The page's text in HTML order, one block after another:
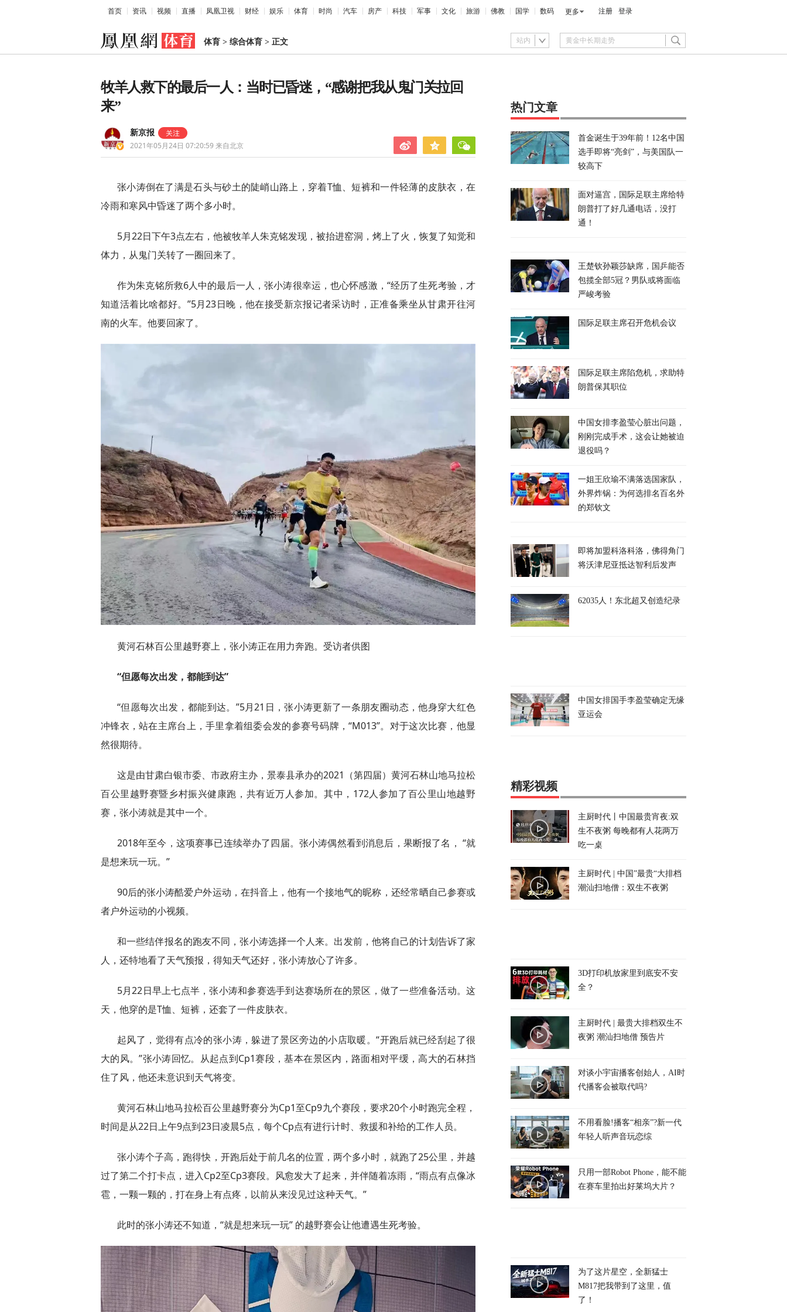
首页 资讯 视频 直播 凤凰卫视 财经 娱乐 体育 时尚 汽车 房产 科技 军事 文化 旅游 佛教 国学 数码 更多 注册 登录
体育 > 综合体育 > 正文 站内
牧羊人救下的最后一人：当时已昏迷，“感谢把我从鬼门关拉回
来”
新京报
2021年05月24日 07:20:59 来自北京
张小涛倒在了满是石头与砂土的陡峭山路上，穿着T恤、短裤和一件轻薄的皮肤衣，在
冷雨和寒风中昏迷了两个多小时。
5月22日下午3点左右，他被牧羊人朱克铭发现，被抬进窑洞，烤上了火，恢复了知觉和
体力，从鬼门关转了一圈回来了。
作为朱克铭所救6人中的最后一人，张小涛很幸运，也心怀感激，“经历了生死考验，才
知道活着比啥都好。”5月23日晚，他在接受新京报记者采访时，正准备乘坐从甘肃开往河
南的火车。他要回家了。
黄河石林百公里越野赛上，张小涛正在用力奔跑。受访者供图
“但愿每次出发，都能到达”
“但愿每次出发，都能到达。”5月21日，张小涛更新了一条朋友圈动态，他身穿大红色
冲锋衣，站在主席台上，手里拿着组委会发的参赛号码牌，“M013”。对于这次比赛，他显
然很期待。
这是由甘肃白银市委、市政府主办，景泰县承办的2021（第四届）黄河石林山地马拉松
百公里越野赛暨乡村振兴健康跑，共有近万人参加。其中，172人参加了百公里山地越野
赛，张小涛就是其中一个。
2018年至今，这项赛事已连续举办了四届。张小涛偶然看到消息后，果断报了名， “就
是想来玩一玩。”
90后的张小涛酷爱户外运动，在抖音上，他有一个接地气的昵称，还经常晒自己参赛或
者户外运动的小视频。
和一些结伴报名的跑友不同，张小涛选择一个人来。出发前，他将自己的计划告诉了家
人，还特地看了天气预报，得知天气还好，张小涛放心了许多。
5月22日早上七点半，张小涛和参赛选手到达赛场所在的景区，做了一些准备活动。这
天，他穿的是T恤、短裤，还套了一件皮肤衣。
起风了，觉得有点冷的张小涛，躲进了景区旁边的小店取暖。“开跑后就已经刮起了很
大的风。”张小涛回忆。从起点到Cp1赛段，基本在景区内，路面相对平缓，高大的石林挡
住了风，他还未意识到天气将变。
黄河石林山地马拉松百公里越野赛分为Cp1至Cp9九个赛段，要求20个小时跑完全程，
时间是从22日上午9点到23日凌晨5点，每个Cp点有进行计时、救援和补给的工作人员。
张小涛个子高，跑得快，开跑后处于前几名的位置，两个多小时，就跑了25公里，并越
过了第二个打卡点，进入Cp2至Cp3赛段。风愈发大了起来，并伴随着冻雨，“雨点有点像冰
雹，一颗一颗的，打在身上有点疼，以前从来没见过这种天气。”
此时的张小涛还不知道，“就是想来玩一玩” 的越野赛会让他遭遇生死考验。
热门文章
首金诞生于39年前！12名中国
选手即将“亮剑”，与美国队一
较高下
面对逼宫，国际足联主席给特
朗普打了好几通电话，没打
通！
王楚钦孙颖莎缺席，国乒能否
包揽全部5冠？男队或将面临
严峻考验
国际足联主席召开危机会议
国际足联主席陷危机，求助特
朗普保其职位
中国女排李盈莹心脏出问题，
刚刚完成手术，这会让她被迫
退役吗？
一姐王欣瑜不满落选国家队，
外界炸锅：为何选排名百名外
的郑钦文
即将加盟科洛科洛，佛得角门
将沃津尼亚抵达智利后发声
62035人！东北超又创造纪录
中国女排国手李盈莹确定无缘
亚运会
精彩视频
主厨时代丨中国最贵宵夜:双
生不夜粥 每晚都有人花两万
吃一桌
主厨时代 | 中国”最贵“大排档
潮汕扫地僧：双生不夜粥
3D打印机放家里到底安不安
全？
主厨时代 | 最贵大排档双生不
夜粥 潮汕扫地僧 预告片
对谈小宇宙播客创始人，AI时
代播客会被取代吗?
不用看脸!播客“相亲”?新一代
年轻人听声音玩恋综
只用一部Robot Phone，能不能
在赛车里拍出好莱坞大片？
为了这片星空，全新猛士
M817把我带到了这里，值
了！